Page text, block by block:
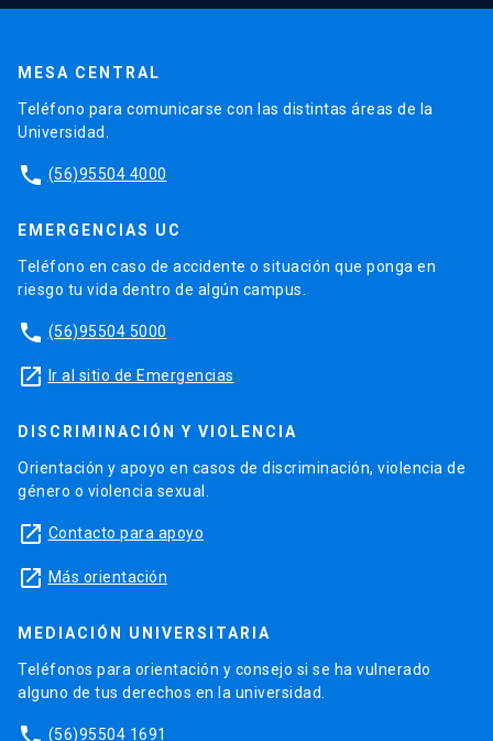
MESA CENTRAL
Teléfono para comunicarse con las distintas áreas de la
Universidad.
phone (56)95504 4000
EMERGENCIAS UC
Teléfono en caso de accidente o situación que ponga en
riesgo tu vida dentro de algún campus.
phone (56)95504 5000
launch Ir al sitio de Emergencias
DISCRIMINACIÓN Y VIOLENCIA
Orientación y apoyo en casos de discriminación, violencia de
género o violencia sexual.
launch Contacto para apoyo
launch Más orientación
MEDIACIÓN UNIVERSITARIA
Teléfonos para orientación y consejo si se ha vulnerado
alguno de tus derechos en la universidad.
(56)95504 1691